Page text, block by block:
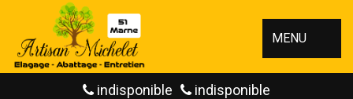
MENU
indisponible indisponible